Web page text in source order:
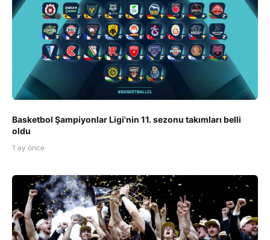
Basketbol Şampiyonlar Ligi'nin 11. sezonu takımları belli
oldu
1 ay önce